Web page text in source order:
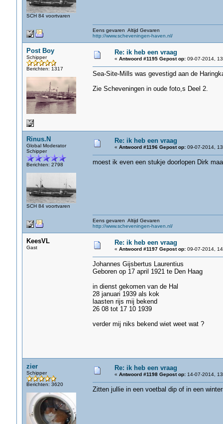
SCH 84 voortvaren
Eens gevaren Altijd Gevaren
http://www.scheveningen-haven.nl/
Post Boy
Schipper
Berichten: 1317
Re: ik heb een vraag
« Antwoord #1195 Gepost op:09-07-2014,
Sea-Site-Mills was gevestigd aan de
Zie Scheveningen in oude foto,s Deel 2.
Rinus.N
Global Moderator
Schipper
Berichten: 2798
SCH 84 voortvaren
Re: ik heb een vraag
« Antwoord #1196 Gepost op:09-07-2014,
moest ik even een stukje doorlopen Dirk
Eens gevaren Altijd Gevaren
http://www.scheveningen-haven.nl/
KeesVL
Gast
Re: ik heb een vraag
« Antwoord #1197 Gepost op:09-07-2014,
Johannes Gijsbertus Laurentius
Geboren op 17 april 1921 te Den Haag
in dienst gekomen van de Hal
28 januari 1939 als kok
laasten rijs mij bekend
26 08 tot 17 10 1939
verder mij niks bekend wiet weet wat ?
zier
Schipper
Berichten: 3620
Re: ik heb een vraag
« Antwoord #1198 Gepost op:14-07-2014,
Zitten jullie in een voetbal dip of in een